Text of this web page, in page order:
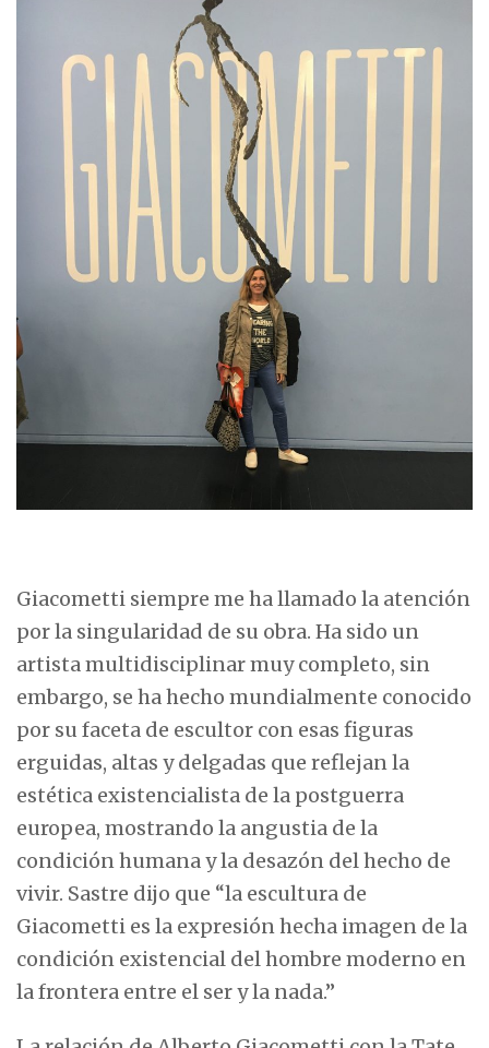
Giacometti siempre me ha llamado la atención
por la singularidad de su obra. Ha sido un
artista multidisciplinar muy completo, sin
embargo, se ha hecho mundialmente conocido
por su faceta de escultor con esas figuras
erguidas, altas y delgadas que reflejan la
estética existencialista de la postguerra
europea, mostrando la angustia de la
condición humana y la desazón del hecho de
vivir. Sastre dijo que “la escultura de
Giacometti es la expresión hecha imagen de la
condición existencial del hombre moderno en
la frontera entre el ser y la nada.”